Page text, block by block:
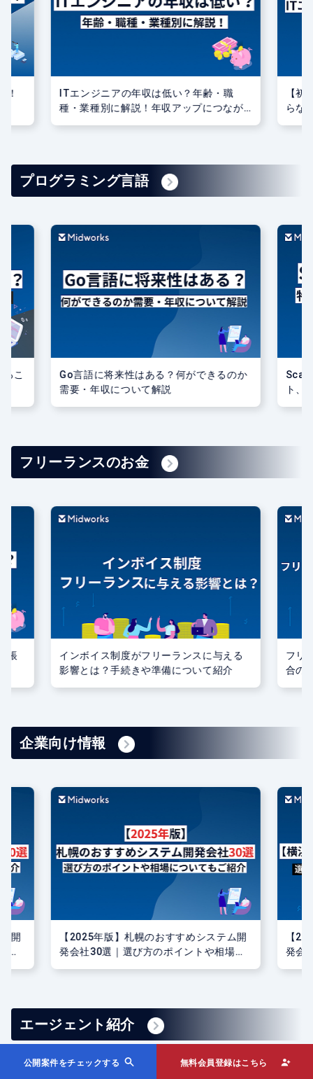
！
ITエンジニアの年収は低い？年齢・職
種・業種別に解説！年収アップにつなが
る資格もご紹介！
【初
らな
介
プログラミング言語
語に将来性はある？何ができるのか
年収について解説
Scalaの将来性とは？
ト、学ぶ方法、注意点
フリーランスのお金
帳
インボイス制度がフリーランスに与える
影響とは？手続きや準備について紹介
フリ
合の
ント
企業向け情報
開
に
【2025年版】札幌のおすすめシステム開
発会社30選｜選び方のポイントや相場に
【
発会
エージェント紹介
公開案件をチェックする 無料会員登録はこちら